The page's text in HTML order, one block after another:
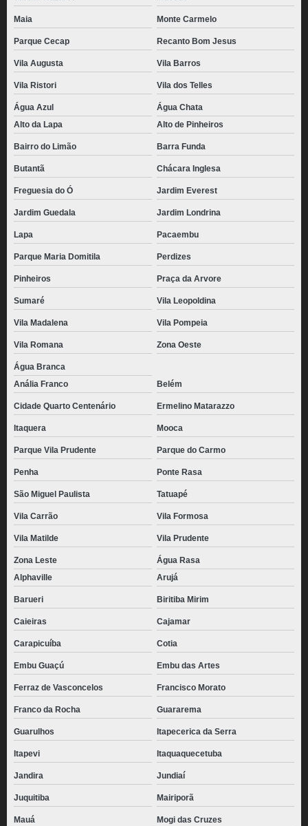
Maia Monte Carmelo
Parque Cecap Recanto Bom Jesus
Vila Augusta Vila Barros
Vila Ristori Vila dos Telles
Água Azul
Água Chata
Alto da Lapa
Alto de Pinheiros
Bairro do Limão Barra Funda
Butantã Chácara Inglesa
Freguesia do Ó Jardim Everest
Jardim Guedala Jardim Londrina
Lapa Pacaembu
Parque Maria Domitila Perdizes
Pinheiros Praça da Arvore
Sumaré Vila Leopoldina
Vila Madalena Vila Pompeia
Vila Romana Zona Oeste
Água Branca
Anália Franco
Belém
Cidade Quarto Centenário Ermelino Matarazzo
Itaquera Mooca
Parque Vila Prudente Parque do Carmo
Penha Ponte Rasa
São Miguel Paulista Tatuapé
Vila Carrão Vila Formosa
Vila Matilde Vila Prudente
Zona Leste
Água Rasa
Alphaville
Arujá
Barueri Biritiba Mirim
Caieiras Cajamar
Carapicuíba Cotia
Embu Guaçú Embu das Artes
Ferraz de Vasconcelos Francisco Morato
Franco da Rocha Guararema
Guarulhos Itapecerica da Serra
Itapevi Itaquaquecetuba
Jandira Jundiaí
Juquitiba Mairiporã
Mauá Mogi das Cruzes